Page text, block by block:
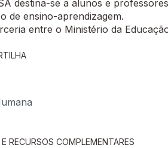
destina-se a alunos e
de ensino-aprendizagem.
entre o Ministério da
RECURSOS COMPLEMENTARES